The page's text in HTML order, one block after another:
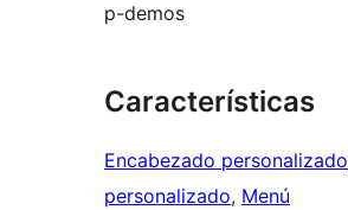
p-demos
Características
Encabezado personalizado
personalizado, Menú